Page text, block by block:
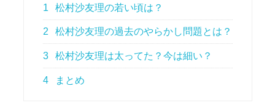
1 松村沙友理の若い頃は？
2 松村沙友理の過去のやらかし問題とは？
3 松村沙友理は太ってた？今は細い？
4 まとめ